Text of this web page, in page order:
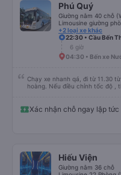
Phú Quý
Giường nằm 40 chỗ
+2 loại xe khác
22:30 • Cầu Bến
6 giờ
04:30 • Bến xe
Chạy xe nhanh qá, đi từ 11.30
hoàng. Nếu điều chỉnh tốc độ ,
Xác nhận chỗ ngay lập tức
Hiếu Viện
Giường nằm 36 chỗ